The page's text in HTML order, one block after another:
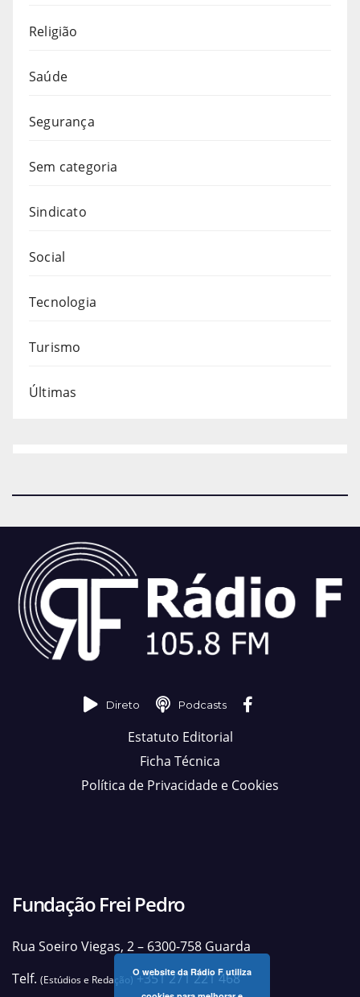
Religião
Saúde
Segurança
Sem categoria
Sindicato
Social
Tecnologia
Turismo
Últimas
Direto Podcasts
Estatuto Editorial
Ficha Técnica
Política de Privacidade e Cookies
Fundação Frei Pedro
Rua Soeiro Viegas, 2 – 6300-758 Guarda
Telf. (Estúdios e Redação)+351 271 221 468
O website da Rádio F utiliza